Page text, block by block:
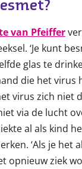
van Pfeiffer
‘Je kunt
glas te
die het virus
virus zich niet
via de lucht
al als kind
‘Als je het
opnieuw ziek